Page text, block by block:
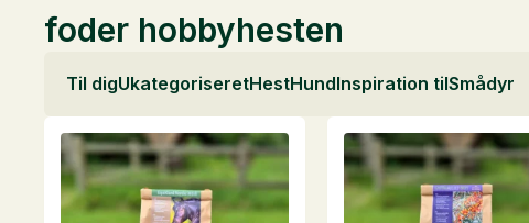
foder hobbyhesten
Til digUkategoriseretHestHundInspiration tilSmådyr